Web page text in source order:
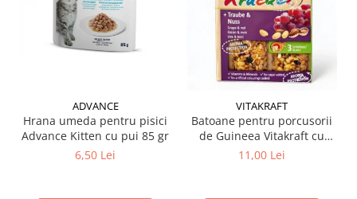
ADVANCE
Hrana umeda pentru pisici
Advance Kitten cu pui 85 gr
6,50 Lei
VITAKRAFT
Batoane pentru porcusorii
de Guineea Vitakraft cu
struguri & nuci 2 buc
11,00 Lei